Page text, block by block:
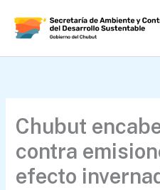
contenido
Chubut
contra
efecto